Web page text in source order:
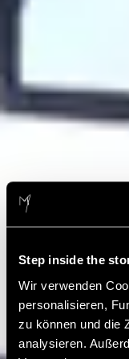
Step inside the
Wir verwenden
personalisieren,
zu können und die
analysieren.